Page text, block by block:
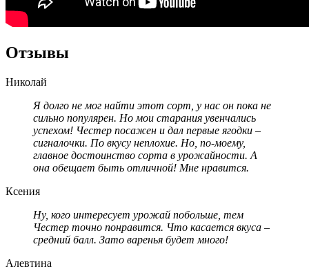
Отзывы
Николай
Я долго не мог найти этот сорт, у нас он пока не
сильно популярен. Но мои старания увенчались
успехом! Честер посажен и дал первые ягодки –
сигналочки. По вкусу неплохие. Но, по-моему,
главное достоинство сорта в урожайности. А
она обещает быть отличной! Мне нравится.
Ксения
Ну, кого интересует урожай побольше, тем
Честер точно понравится. Что касается вкуса –
средний балл. Зато варенья будет много!
Алевтина